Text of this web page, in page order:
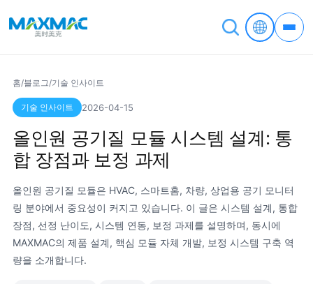
홈/블로그/기술 인사이트
기술 인사이트 2026-04-15
올인원 공기질 모듈 시스템 설계: 통
합 장점과 보정 과제
올인원 공기질 모듈은 HVAC, 스마트홈, 차량, 상업용 공기 모니터
링 분야에서 중요성이 커지고 있습니다. 이 글은 시스템 설계, 통합
장점, 선정 난이도, 시스템 연동, 보정 과제를 설명하며, 동시에
MAXMAC의 제품 설계, 핵심 모듈 자체 개발, 보정 시스템 구축 역
량을 소개합니다.